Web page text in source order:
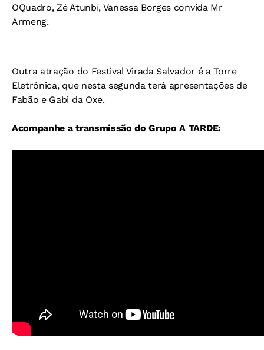
OQuadro, Zé Atunbí, Vanessa Borges convida Mr
Armeng.
Outra atração do Festival Virada Salvador é a Torre
Eletrônica, que nesta segunda terá apresentações de
Fabão e Gabi da Oxe.
Acompanhe a transmissão do Grupo A TARDE: